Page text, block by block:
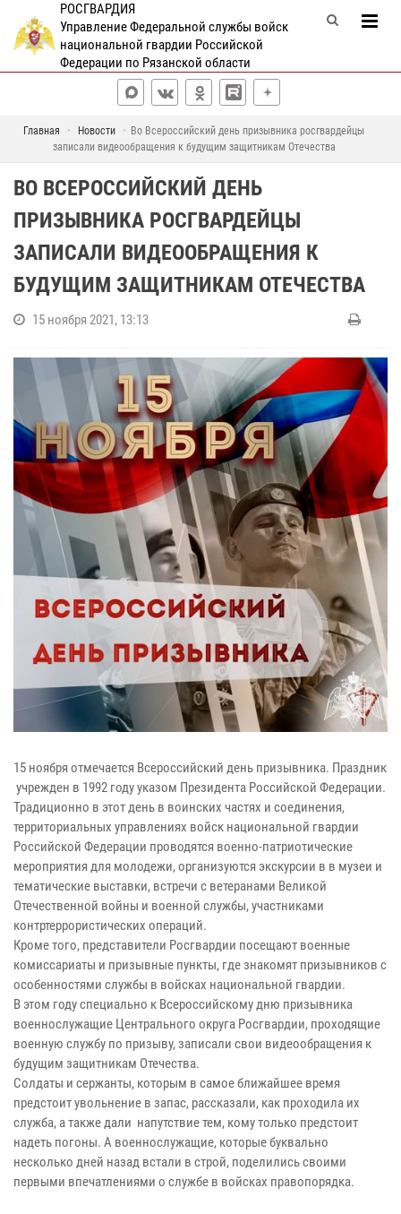
РОСГВАРДИЯ
Управление Федеральной службы войск
национальной гвардии Российской
Федерации по Рязанской области
Главная Новости
Во Всероссийский день призывника росгвардейцы
записали видеообращения к будущим защитникам Отечества
ВО ВСЕРОССИЙСКИЙ ДЕНЬ
ПРИЗЫВНИКА РОСГВАРДЕЙЦЫ
ЗАПИСАЛИ ВИДЕООБРАЩЕНИЯ К
БУДУЩИМ ЗАЩИТНИКАМ ОТЕЧЕСТВА
15 ноября 2021, 13:13
15 ноября отмечается Всероссийский день призывника. Праздник
учрежден в 1992 году указом Президента Российской Федерации.
Традиционно в этот день в воинских частях и соединения,
территориальных управлениях войск национальной гвардии
Российской Федерации проводятся военно-патриотические
мероприятия для молодежи, организуются экскурсии в в музеи и
тематические выставки, встречи с ветеранами Великой
Отечественной войны и военной службы, участниками
контртеррористических операций.
Кроме того, представители Росгвардии посещают военные
комиссариаты и призывные пункты, где знакомят призывников с
особенностями службы в войсках национальной гвардии.
В этом году специально к Всероссийскому дню призывника
военнослужащие Центрального округа Росгвардии, проходящие
военную службу по призыву, записали свои видеообращения к
будущим защитникам Отечества.
Солдаты и сержанты, которым в самое ближайшее время
предстоит увольнение в запас, рассказали, как проходила их
служба, а также дали напутствие тем, кому только предстоит
надеть погоны. А военнослужащие, которые буквально
несколько дней назад встали в строй, поделились своими
первыми впечатлениями о службе в войсках правопорядка.